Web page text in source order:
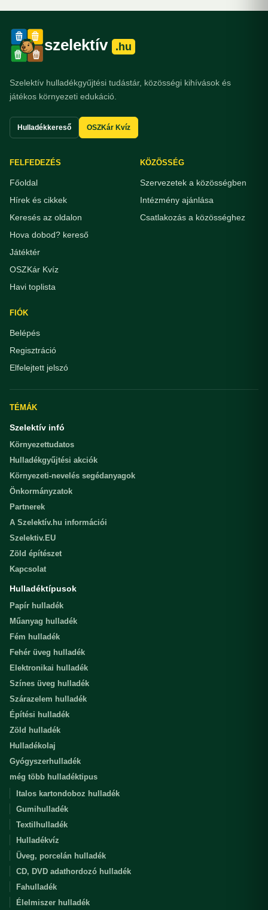
szelektív .hu
Szelektív hulladékgyűjtési tudástár, közösségi kihívások és
játékos környezeti edukáció.
Hulladékkereső OSZKár Kvíz
FELFEDEZÉS
Főoldal
Hírek és cikkek
Keresés az oldalon
Hova dobod? kereső
Játéktér
OSZKár Kvíz
Havi toplista
KÖZÖSSÉG
Szervezetek a közösségben
Intézmény ajánlása
Csatlakozás a közösséghez
FIÓK
Belépés
Regisztráció
Elfelejtett jelszó
TÉMÁK
Szelektív infó
Környezettudatos
Hulladékgyűjtési akciók
Környezeti-nevelés segédanyagok
Önkormányzatok
Partnerek
A Szelektív.hu információi
Szelektiv.EU
Zöld építészet
Kapcsolat
Hulladéktípusok
Papír hulladék
Műanyag hulladék
Fém hulladék
Fehér üveg hulladék
Elektronikai hulladék
Színes üveg hulladék
Szárazelem hulladék
Építési hulladék
Zöld hulladék
Hulladékolaj
Gyógyszerhulladék
még több hulladéktipus
Italos kartondoboz hulladék
Gumihulladék
Textilhulladék
Hulladékvíz
Üveg, porcelán hulladék
CD, DVD adathordozó hulladék
Fahulladék
Élelmiszer hulladék